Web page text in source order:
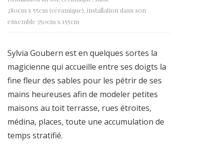
280cm x 55cm (céramique), installation dans son
ensemble 350cm x 155cm
Sylvia Goubern est en quelques sortes la
magicienne qui accueille entre ses doigts la
fine fleur des sables pour les pétrir de ses
mains heureuses afin de modeler petites
maisons au toit terrasse, rues étroites,
médina, places, toute une accumulation de
temps stratifié.